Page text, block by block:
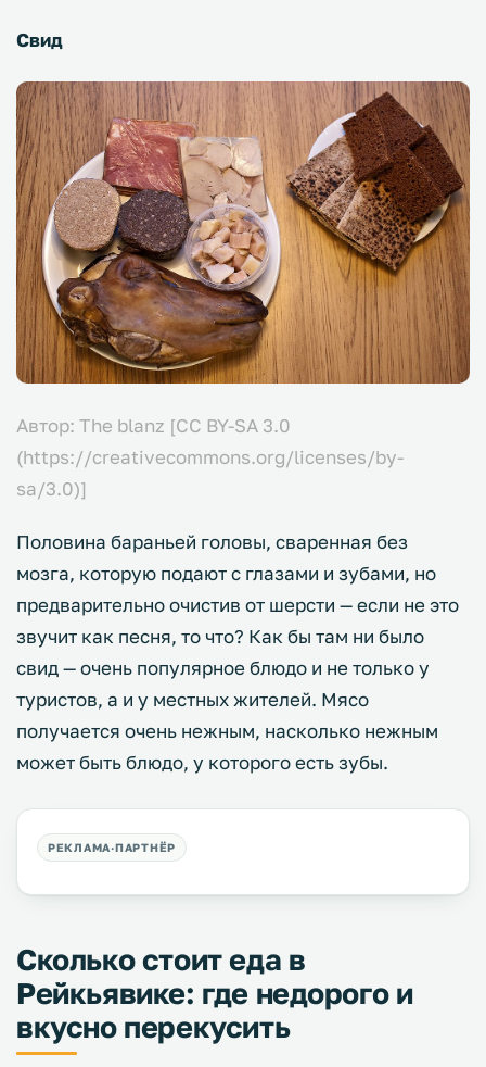
Свид
Автор: The blanz [CC BY-SA 3.0
(https://creativecommons.org/licenses/by-
sa/3.0)]
Половина бараньей головы, сваренная без
мозга, которую подают с глазами и зубами, но
предварительно очистив от шерсти — если не это
звучит как песня, то что? Как бы там ни было
свид — очень популярное блюдо и не только у
туристов, а и у местных жителей. Мясо
получается очень нежным, насколько нежным
может быть блюдо, у которого есть зубы.
Сколько стоит еда в
Рейкьявике: где недорого и
вкусно перекусить